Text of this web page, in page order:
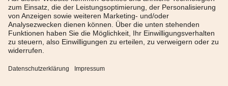
macht jedes einzelne Bild zu einem
besonderen Erlebnis.